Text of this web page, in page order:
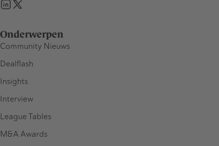
Onderwerpen
Community Nieuws
Dealflash
Insights
Interview
League Tables
M&A Awards